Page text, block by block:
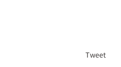
Tweet